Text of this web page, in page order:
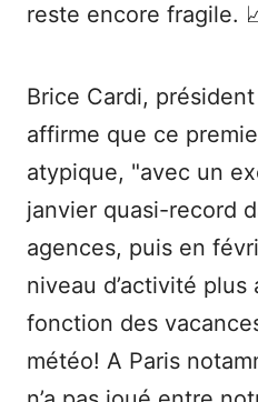
reste encore fragile.
Brice Cardi, président
affirme que ce
atypique, "avec un
janvier quasi-record
agences, puis en
niveau d’activité plus
fonction des
météo! A Paris